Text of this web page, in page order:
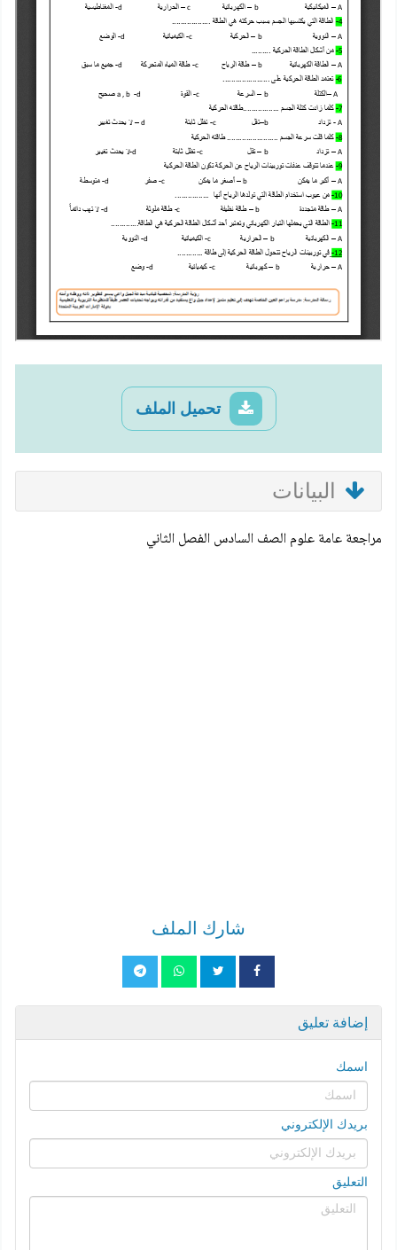
تحميل الملف
البيانات
مراجعة عامة علوم الصف السادس الفصل الثاني
شارك الملف
إضافة تعليق
اسمك
بريدك الإلكتروني
التعليق